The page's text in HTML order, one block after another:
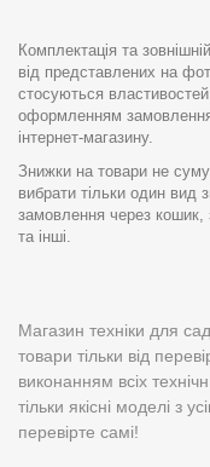
Комплектація та
від представлених на
стосуються
оформленням
інтернет-магазину.
Знижки на товари не
вибрати тільки один вид
замовлення через кошик,
та інші.
Магазин техніки для
товари тільки від
виконанням всіх
тільки якісні моделі з
перевірте самі!